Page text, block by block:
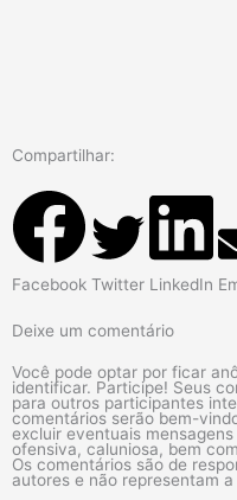
Compartilhar:
Facebook Twitter LinkedIn
Deixe um comentário
Você pode optar por ficar
identificar. Participe! Seus
para outros participantes
comentários serão bem-
excluir eventuais
ofensiva, caluniosa, bem
Os comentários são de
autores e não representam